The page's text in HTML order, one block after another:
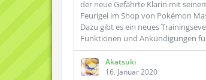
der neue Gefährte Klarin mit
Feurigel im Shop von Pokémon
Dazu gibt es ein neues
Funktionen und Ankündigungen
Akatsuki
16. Januar 2020